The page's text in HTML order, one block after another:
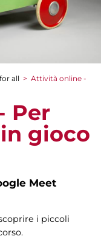
all > Attività online -
Per
gioco
Meet
i piccoli